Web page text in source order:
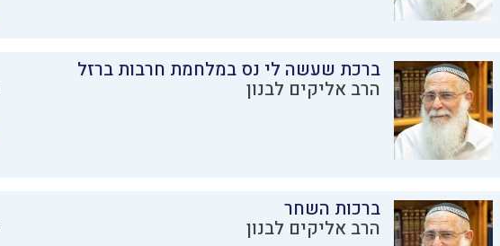
ברכת שעשה לי נס במלחמת חרבות ברזל
הרב אליקים לבנון
ברכות השחר
הרב אליקים לבנון